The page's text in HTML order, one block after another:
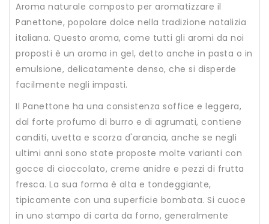
Aroma naturale composto per aromatizzare il
Panettone, popolare dolce nella tradizione natalizia
italiana. Questo aroma, come tutti gli aromi da noi
proposti è un aroma in gel, detto anche in pasta o in
emulsione, delicatamente denso, che si disperde
facilmente negli impasti.
Il Panettone ha una consistenza soffice e leggera,
dal forte profumo di burro e di agrumati, contiene
canditi, uvetta e scorza d'arancia, anche se negli
ultimi anni sono state proposte molte varianti con
gocce di cioccolato, creme anidre e pezzi di frutta
fresca. La sua forma è alta e tondeggiante,
tipicamente con una superficie bombata. Si cuoce
in uno stampo di carta da forno, generalmente